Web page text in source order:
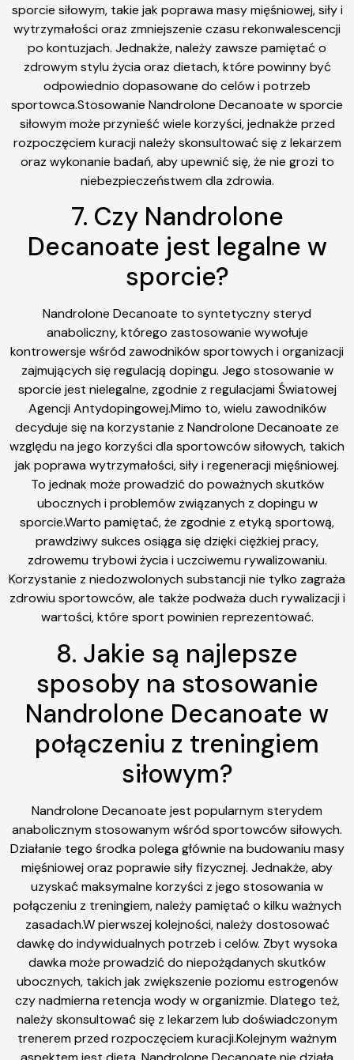
sporcie siłowym, takie jak poprawa masy mięśniowej, siły i
wytrzymałości oraz zmniejszenie czasu rekonwalescencji
po kontuzjach. Jednakże, należy zawsze pamiętać o
zdrowym stylu życia oraz dietach, które powinny być
odpowiednio dopasowane do celów i potrzeb
sportowca.Stosowanie Nandrolone Decanoate w sporcie
siłowym może przynieść wiele korzyści, jednakże przed
rozpoczęciem kuracji należy skonsultować się z lekarzem
oraz wykonanie badań, aby upewnić się, że nie grozi to
niebezpieczeństwem dla zdrowia.
7. Czy Nandrolone
Decanoate jest legalne w
sporcie?
Nandrolone Decanoate to syntetyczny steryd
anaboliczny, którego zastosowanie wywołuje
kontrowersje wśród zawodników sportowych i organizacji
zajmujących się regulacją dopingu. Jego stosowanie w
sporcie jest nielegalne, zgodnie z regulacjami Światowej
Agencji Antydopingowej.Mimo to, wielu zawodników
decyduje się na korzystanie z Nandrolone Decanoate ze
względu na jego korzyści dla sportowców siłowych, takich
jak poprawa wytrzymałości, siły i regeneracji mięśniowej.
To jednak może prowadzić do poważnych skutków
ubocznych i problemów związanych z dopingu w
sporcie.Warto pamiętać, że zgodnie z etyką sportową,
prawdziwy sukces osiąga się dzięki ciężkiej pracy,
zdrowemu trybowi życia i uczciwemu rywalizowaniu.
Korzystanie z niedozwolonych substancji nie tylko zagraża
zdrowiu sportowców, ale także podważa duch rywalizacji i
wartości, które sport powinien reprezentować.
8. Jakie są najlepsze
sposoby na stosowanie
Nandrolone Decanoate w
połączeniu z treningiem
siłowym?
Nandrolone Decanoate jest popularnym sterydem
anabolicznym stosowanym wśród sportowców siłowych.
Działanie tego środka polega głównie na budowaniu masy
mięśniowej oraz poprawie siły fizycznej. Jednakże, aby
uzyskać maksymalne korzyści z jego stosowania w
połączeniu z treningiem, należy pamiętać o kilku ważnych
zasadach.W pierwszej kolejności, należy dostosować
dawkę do indywidualnych potrzeb i celów. Zbyt wysoka
dawka może prowadzić do niepożądanych skutków
ubocznych, takich jak zwiększenie poziomu estrogenów
czy nadmierna retencja wody w organizmie. Dlatego też,
należy skonsultować się z lekarzem lub doświadczonym
trenerem przed rozpoczęciem kuracji.Kolejnym ważnym